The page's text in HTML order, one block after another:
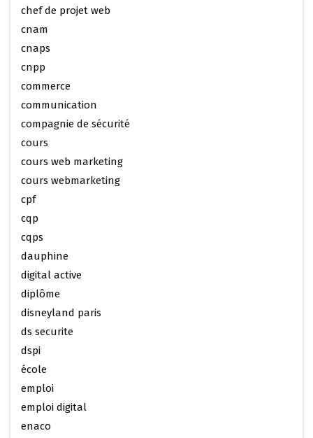
chef de projet web
cnam
cnaps
cnpp
commerce
communication
compagnie de sécurité
cours
cours web marketing
cours webmarketing
cpf
cqp
cqps
dauphine
digital active
diplôme
disneyland paris
ds securite
dspi
école
emploi
emploi digital
enaco